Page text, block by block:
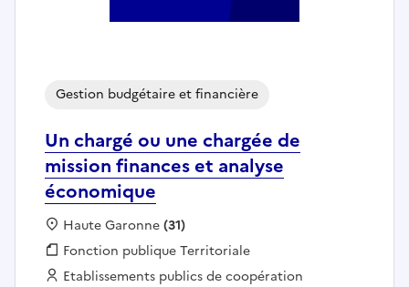
Un chargé ou une chargée de
mission finances et analyse
économique
Gestion budgétaire et financière
Localisation :
Haute Garonne(31)
Fonction publique :
Fonction publique Territoriale
Employeur :
Etablissements publics de coopération